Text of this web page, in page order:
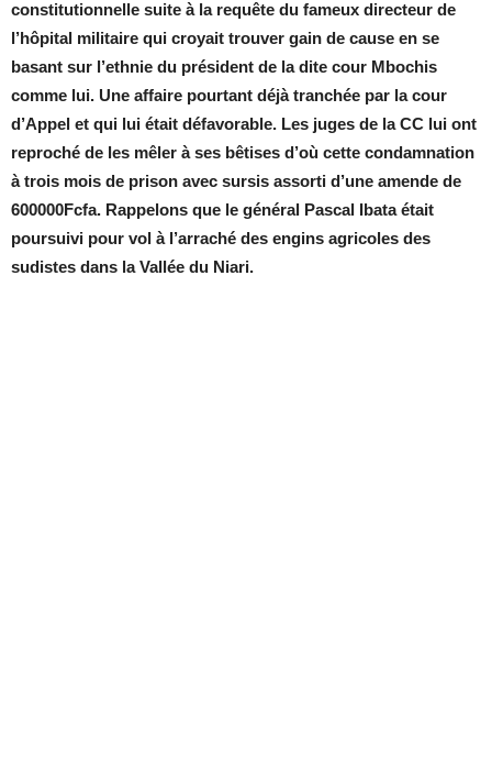
constitutionnelle suite à la requête du fameux directeur de
l’hôpital militaire qui croyait trouver gain de cause en se
basant sur l’ethnie du président de la dite cour Mbochis
comme lui. Une affaire pourtant déjà tranchée par la cour
d’Appel et qui lui était défavorable. Les juges de la CC lui ont
reproché de les mêler à ses bêtises d’où cette condamnation
à trois mois de prison avec sursis assorti d’une amende de
600000Fcfa. Rappelons que le général Pascal Ibata était
poursuivi pour vol à l’arraché des engins agricoles des
sudistes dans la Vallée du Niari.